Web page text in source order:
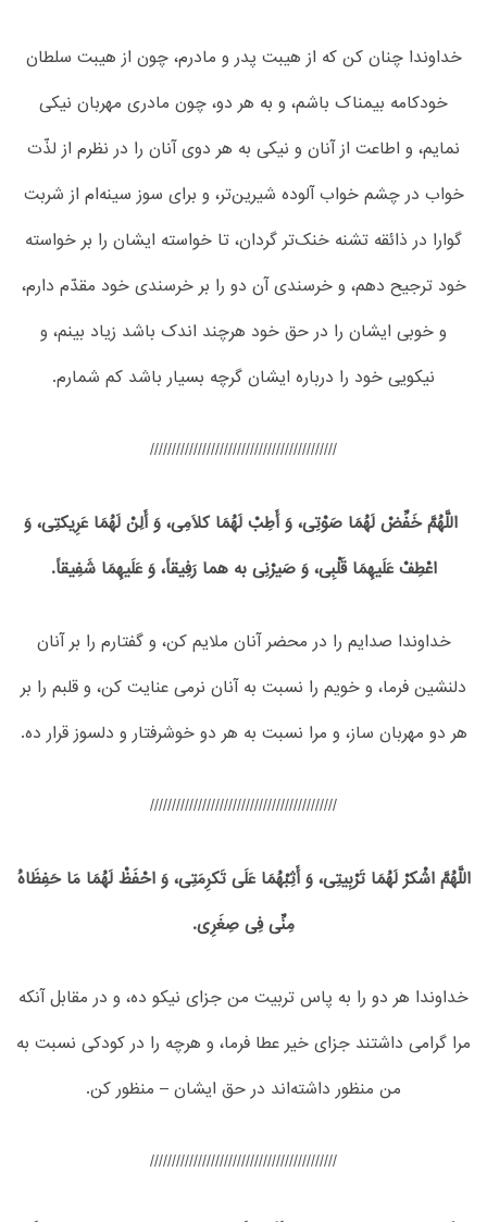
خداوندا چنان کن که از هیبت پدر و مادرم، چون از هیبت سلطان
خودکامه بیمناک باشم، و به هر دو، چون مادری مهربان نیکی
نمایم، و اطاعت از آنان و نیکی به هر دوی آنان را در نظرم از لذّت
خواب در چشم خواب آلوده شیرین‌تر، و برای سوز سینه‌ام از شربت
گوارا در ذائقه تشنه خنک‌تر گردان، تا خواسته ایشان را بر خواسته
خود ترجیح دهم، و خرسندی آن دو را بر خرسندی خود مقدّم دارم،
و خوبی ایشان را در حق خود هرچند اندک باشد زیاد بینم، و
نیکویی خود را درباره ایشان گرچه بسیار باشد کم شمارم.
///////////////////////////////////////////
اللَّهُمَّ خَفِّضْ لَهُمَا صَوْتِی، وَ أَطِبْ لَهُمَا کلَامِی، وَ أَلِنْ لَهُمَا عَرِیکتِی، وَ
اعْطِفْ عَلَیهِمَا قَلْبِی، وَ صَیرْنِی به هما رَفِیقاً، وَ عَلَیهِمَا شَفِیقاً.
خداوندا صدایم را در محضر آنان ملایم کن، و گفتارم را بر آنان
دلنشین فرما، و خویم را نسبت به آنان نرمی عنایت کن، و قلبم را بر
هر دو مهربان ساز، و مرا نسبت به هر دو خوشرفتار و دلسوز قرار ده.
///////////////////////////////////////////
اللَّهُمَّ اشْکرْ لَهُمَا تَرْبِیتِی، وَ أَثِبْهُمَا عَلَی تَکرِمَتِی، وَ احْفَظْ لَهُمَا مَا حَفِظَاهُ
مِنِّی فِی صِغَرِی.
خداوندا هر دو را به پاس تربیت من جزای نیکو ده، و در مقابل آنکه
مرا گرامی داشتند جزای خیر عطا فرما، و هرچه را در کودکی نسبت به
من منظور داشته‌اند در حق ایشان – منظور کن.
///////////////////////////////////////////